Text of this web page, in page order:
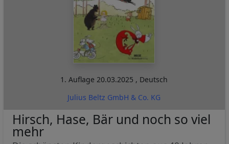
1. Auflage 20.03.2025 , Deutsch
Julius Beltz GmbH & Co. KG
Hirsch, Hase, Bär und noch so viel
mehr